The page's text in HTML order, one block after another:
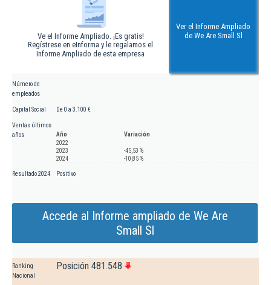
Ve el Informe Ampliado. ¡Es gratis!
Regístrese en eInforma y le regalamos el
Informe Ampliado de esta empresa
Ver el Informe Ampliado
de We Are Small Sl
Número de
empleados
Capital Social De 0 a 3.100 €
Ventas últimos
años
Año
Variación
2022
2023
-45,53 %
2024
-10,85 %
Resultado 2024 Positivo
Accede al Informe ampliado de We Are
Small Sl
Ranking
Nacional
Posición 481.548